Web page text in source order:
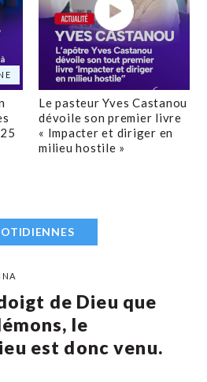
Le pasteur Yves Castanou
dévoile son premier livre
« Impacter et diriger en
milieu hostile »
de Dieu que
le
est donc venu.